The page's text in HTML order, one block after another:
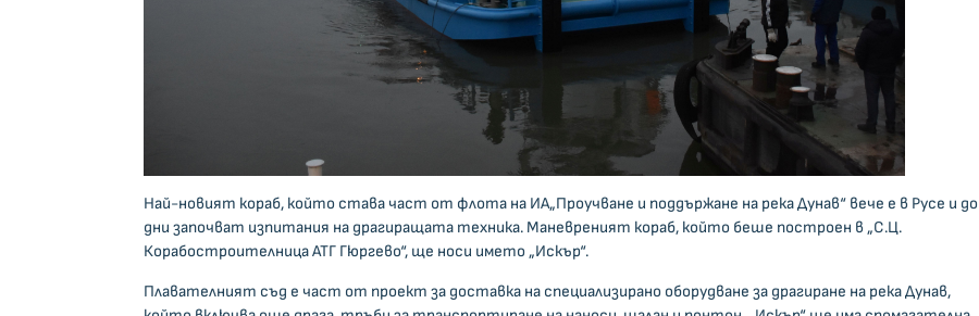
Най-новият кораб, който става част от флота на ИА„Проучване и поддържане на река Дунав“ вече е в Русе и до
дни започват изпитания на драгиращата техника. Маневреният кораб, който беше построен в „С.Ц.
Корабостроителница АТГ Гюргево“, ще носи името „Искър“.
Плавателният съд е част от проект за доставка на специализирано оборудване за драгиране на река Дунав,